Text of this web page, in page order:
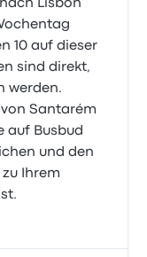
Lisbon
10 auf dieser
sind direkt,
werden.
Santarém
auf Busbud
und den
Ihrem